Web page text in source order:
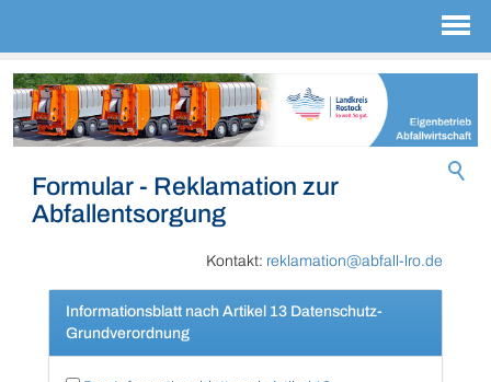
Formular - Reklamation zur
Abfallentsorgung